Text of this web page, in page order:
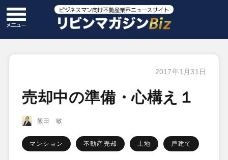
2017年1月31日
売却中の準備・心構え１
飯田 敏
マンション 不動産売却 土地 戸建て